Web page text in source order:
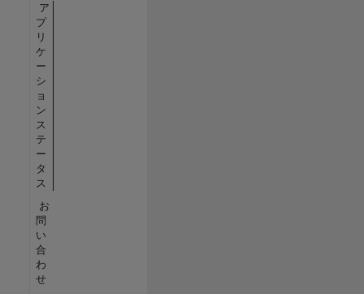
ア
プ
リ
ケ
ー
シ
ョ
ン
ス
テ
ー
タ
ス
お
問
い
合
わ
せ